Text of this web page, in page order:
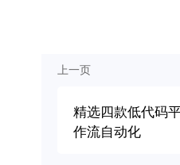
上一页
精选四款低代码
作流自动化